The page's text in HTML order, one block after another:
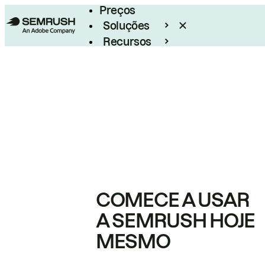
Preços
Soluções
Recursos
COMECE A USAR
A SEMRUSH HOJE
MESMO